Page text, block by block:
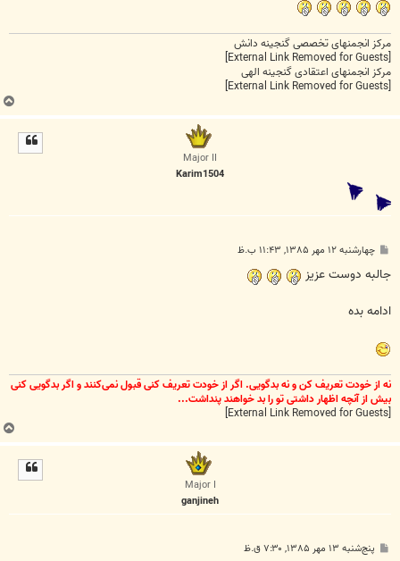
مرکز انجمنهای تخصصی گنجینه دانش
مرکز انجمنهای اعتقادی گنجینه الهی
ب
ا
Major II
Karim1504
پ
ت
چهارشنبه ۱۲ مهر ۱۳۸۵, ۱۱:۴۳ ب.ظ
جالبه دوست عزیز
ادامه بده
نه از خودت تعریف کن و نه بدگویی. اگر از خودت تعریف کنی قبول نمی‌کنند و اگر بدگویی کنی
بیش از آنچه اظهار داشتی تو را بد خواهند پنداشت...
ب
ا
Major I
ganjineh
پ پنج‌شنبه ۱۳ مهر ۱۳۸۵, ۷:۳۰ ق.ظ